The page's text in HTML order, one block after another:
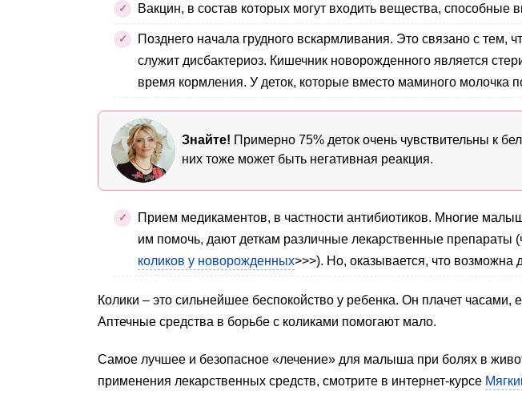
Вакцин, в состав которых могут входить вещества, способные
Позднего начала грудного вскармливания. Это связано с
служит дисбактериоз. Кишечник новорожденного является
время кормления. У деток, которые вместо маминого молочка
Знайте! Примерно 75% деток очень чувствительны к
них тоже может быть негативная реакция.
Прием медикаментов, в частности антибиотиков. Многие
им помочь, дают деткам различные лекарственные препараты
коликов у новорожденных>>>). Но, оказывается, что
Колики – это сильнейшее беспокойство у ребенка. Он плачет
Аптечные средства в борьбе с коликами помогают мало.
Самое лучшее и безопасное «лечение» для малыша при болях в
применения лекарственных средств, смотрите в интернет-курсе